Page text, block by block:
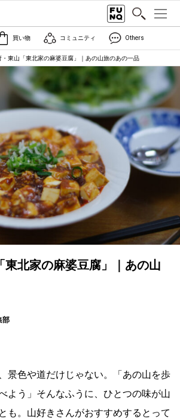
買い物 コミュニティ Others
・東山「東北家の麻婆豆腐」｜あの山旅のあの一品
東北家の麻婆豆腐」｜あの山
部
景色や道だけじゃない。「あの山を歩
よう」そんなふうに、ひとつの味が山
も。山好きさんがおすすめするとって